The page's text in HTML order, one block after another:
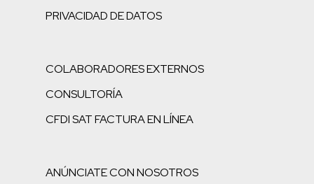
PRIVACIDAD DE DATOS
COLABORADORES EXTERNOS
CONSULTORÍA
CFDI SAT FACTURA EN LÍNEA
ANÚNCIATE CON NOSOTROS